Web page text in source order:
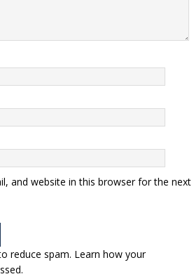
and website in this browser for the next
reduce spam. Learn how your